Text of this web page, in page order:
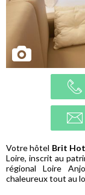
Votre hôtel Brit
Loire, inscrit au
régional Loire
chaleureux tout au